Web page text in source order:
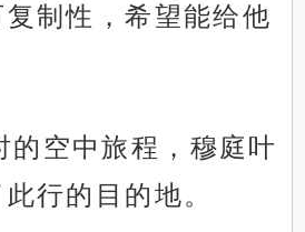
制性，希望能给他
的空中旅程，穆庭叶
行的目的地。